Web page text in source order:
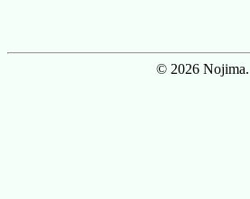
© 2026 Nojima.